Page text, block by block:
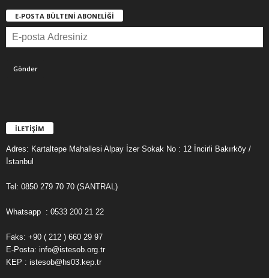
E-POSTA BÜLTENİ ABONELİĞİ
İLETİŞİM
Adres: Kartaltepe Mahallesi Alpay İzer Sokak No : 12 İncirli Bakırköy /
İstanbul
Tel: 0850 279 70 70 (SANTRAL)
Whatsapp : 0533 200 21 22
Faks: +90 ( 212 ) 660 29 97
E-Posta: info@istesob.org.tr
KEP : istesob@hs03.kep.tr